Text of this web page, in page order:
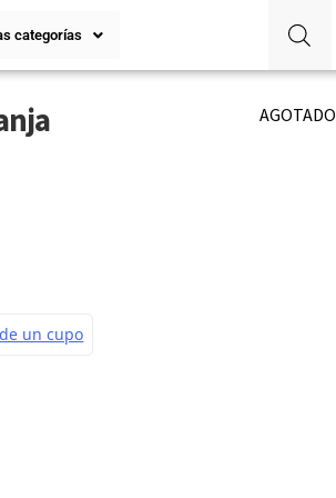
categorías
AGOTADO